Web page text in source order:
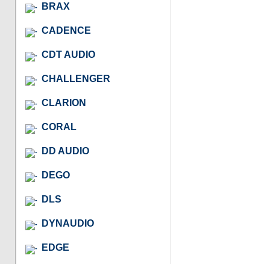
BRAX
CADENCE
CDT AUDIO
CHALLENGER
CLARION
CORAL
DD AUDIO
DEGO
DLS
DYNAUDIO
EDGE